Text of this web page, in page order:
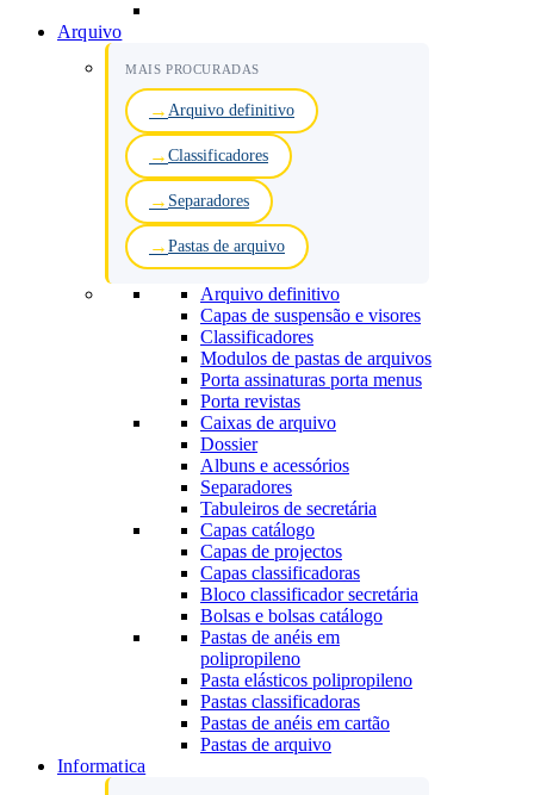
Arquivo
MAIS PROCURADAS
Arquivo definitivo
Classificadores
Separadores
Pastas de arquivo
Arquivo definitivo
Capas de suspensão e visores
Classificadores
Modulos de pastas de arquivos
Porta assinaturas porta menus
Porta revistas
Caixas de arquivo
Dossier
Albuns e acessórios
Separadores
Tabuleiros de secretária
Capas catálogo
Capas de projectos
Capas classificadoras
Bloco classificador secretária
Bolsas e bolsas catálogo
Pastas de anéis em
polipropileno
Pasta elásticos polipropileno
Pastas classificadoras
Pastas de anéis em cartão
Pastas de arquivo
Informatica